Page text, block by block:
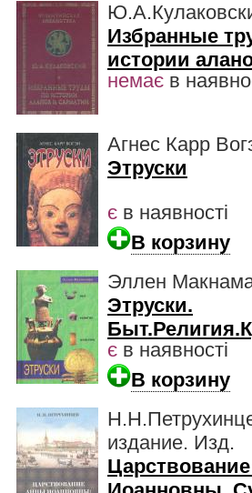
Избранные
истории
немає в
Агнес Карр
Этруски
є в наявності
В корзину
Эллен
Этруски.
є в наявності
В корзину
издание. Изд.